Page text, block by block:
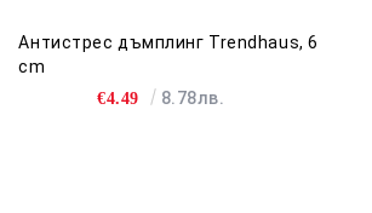
Антистрес дъмплинг Trendhaus, 6
cm
€4.49 8.78лв.